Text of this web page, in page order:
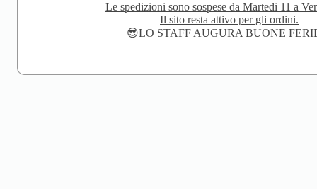
Le spedizioni sono sospese da Martedi 11 a
Il sito resta attivo per gli ordini.
😎LO STAFF AUGURA BUONE